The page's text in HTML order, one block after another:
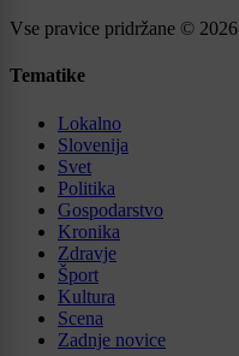
Vse pravice pridržane © 2026
Tematike
Lokalno
Slovenija
Svet
Politika
Gospodarstvo
Kronika
Zdravje
Šport
Kultura
Scena
Zadnje novice